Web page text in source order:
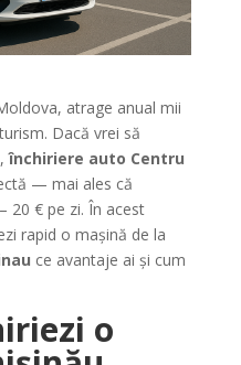
atrage anual mii
Dacă vrei să
închiriere auto Centru
— mai ales că
20 € pe zi. În acest
rapid o mașină de la
ce avantaje ai și cum
o